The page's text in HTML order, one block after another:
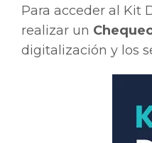
Para acceder al Kit
realizar un
digitalización y los